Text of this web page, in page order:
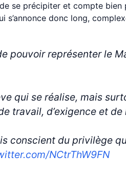
se précipiter et compte
s’annonce donc long,
pouvoir représenter le
qui se réalise, mais
travail, d’exigence et
conscient du privilège
NCtrThW9FN